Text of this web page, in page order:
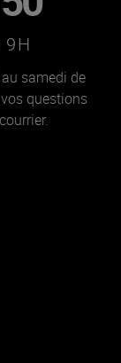
samedi de
questions